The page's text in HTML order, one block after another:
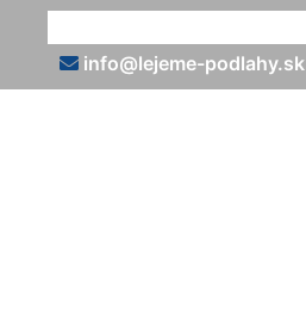
info@lejeme-podlahy.sk